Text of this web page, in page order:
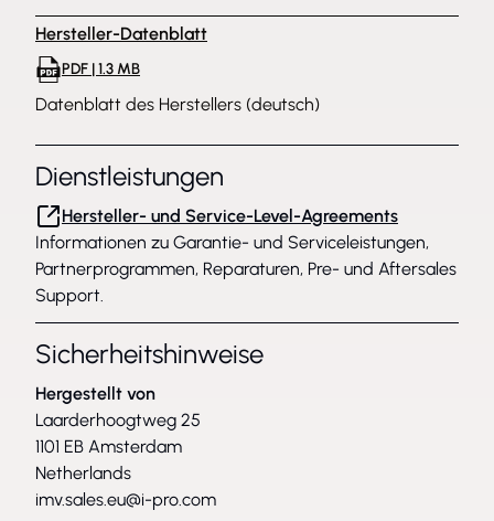
Hersteller-Datenblatt
PDF | 1.3 MB
Datenblatt des Herstellers (deutsch)
Dienstleistungen
Hersteller- und Service-Level-Agreements
Informationen zu Garantie- und Serviceleistungen,
Partnerprogrammen, Reparaturen, Pre- und Aftersales
Support.
Sicherheitshinweise
Hergestellt von
Laarderhoogtweg 25
1101 EB Amsterdam
Netherlands
imv.sales.eu@i-pro.com